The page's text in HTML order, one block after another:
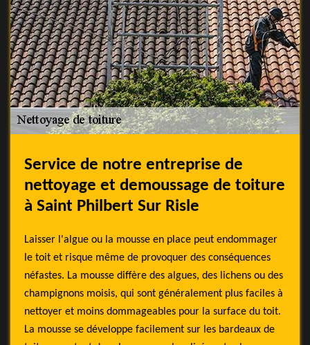
Service de notre entreprise de
nettoyage et demoussage de toiture
à Saint Philbert Sur Risle
Laisser l'algue ou la mousse en place peut endommager
le toit et risque même de provoquer des conséquences
néfastes. La mousse diffère des algues, des lichens ou des
champignons moisis, qui sont généralement plus faciles à
nettoyer et moins dommageables pour la surface du toit.
La mousse se développe facilement sur les bardeaux de